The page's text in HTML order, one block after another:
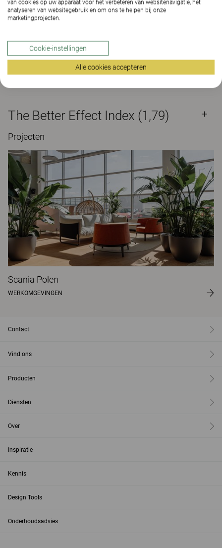
Materialen
Downloads (4)
The Better Effect Index (1,79)
Projecten
Scania Polen
WERKOMGEVINGEN
Contact
Vind ons
Producten
Diensten
Over
Inspiratie
Kennis
Design Tools
Onderhoudsadvies
van cookies op uw apparaat voor het verbeteren van websitenavigatie, het
analyseren van websitegebruik en om ons te helpen bij onze
marketingprojecten.
Cookie-instellingen
Alle cookies accepteren